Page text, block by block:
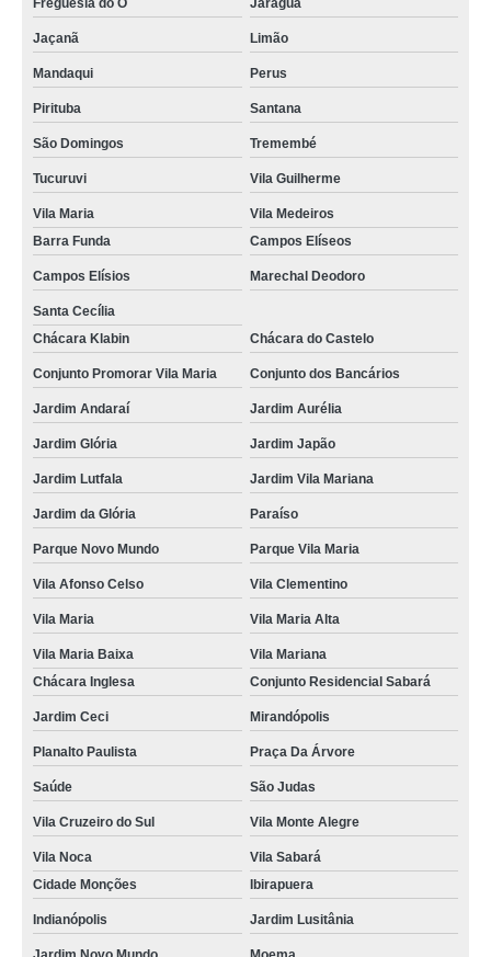
Freguesia do Ó Jaraguá
Jaçanã Limão
Mandaqui Perus
Pirituba Santana
São Domingos Tremembé
Tucuruvi Vila Guilherme
Vila Maria
Vila Medeiros
Barra Funda
Campos Elíseos
Campos Elísios Marechal Deodoro
Santa Cecília
Chácara Klabin
Chácara do Castelo
Conjunto Promorar Vila Maria Conjunto dos Bancários
Jardim Andaraí Jardim Aurélia
Jardim Glória Jardim Japão
Jardim Lutfala Jardim Vila Mariana
Jardim da Glória Paraíso
Parque Novo Mundo Parque Vila Maria
Vila Afonso Celso Vila Clementino
Vila Maria Vila Maria Alta
Vila Maria Baixa
Vila Mariana
Chácara Inglesa
Conjunto Residencial Sabará
Jardim Ceci Mirandópolis
Planalto Paulista Praça Da Árvore
Saúde São Judas
Vila Cruzeiro do Sul Vila Monte Alegre
Vila Noca
Vila Sabará
Cidade Monções
Ibirapuera
Indianópolis Jardim Lusitânia